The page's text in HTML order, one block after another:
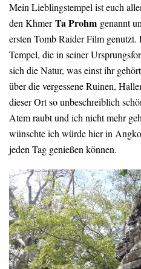
Mein Lieblingstempel ist euch
den KhmerTa Prohm genannt
ersten Tomb Raider Film
Tempel, die in seiner
sich die Natur, was einst ihr
über die vergessene Ruinen,
dieser Ort so unbeschreiblich
Atem raubt und ich nicht mehr
wünschte ich würde hier in
jeden Tag genießen können.